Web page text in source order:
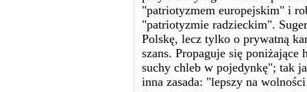
"patriotyzmem europejskim" i
"patriotyzmie radzieckim".
Polskę, lecz tylko o prywatną
szans. Propaguje się
suchy chleb w pojedynkę"; tak
inna zasada: "lepszy na